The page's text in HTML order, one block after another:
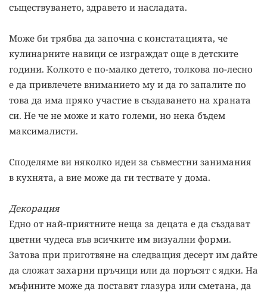
съществуването, здравето и насладата.
Може би трябва да започна с констатацията, че
кулинарните навици се изграждат още в детските
години. Колкото е по-малко детето, толкова по-лесно
е да привлечете вниманието му и да го запалите по
това да има пряко участие в създаването на храната
си. Не че не може и като големи, но нека бъдем
максималисти.
Споделяме ви няколко идеи за съвместни занимания
в кухнята, а вие може да ги тествате у дома.
Декорация
Едно от най-приятните неща за децата е да създават
цветни чудеса във всичките им визуални форми.
Затова при приготвяне на следващия десерт им дайте
да сложат захарни пръчици или да поръсят с ядки. На
мъфините може да поставят глазура или сметана, да